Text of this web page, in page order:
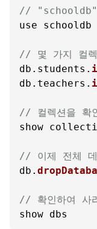
// "schooldb"
use schooldb
// 몇 가지 컬렉
db. students .
db. teachers .
// 컬렉션을 확
show
// 이제 전체 데
db.
// 확인하여 사
show dbs